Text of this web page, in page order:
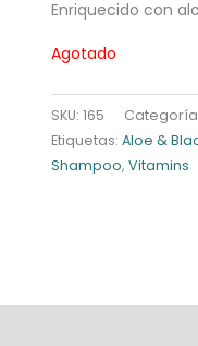
Enriquecido con
Agotado
SKU: 165
Etiquetas: Aloe &
Shampoo, Vitamins